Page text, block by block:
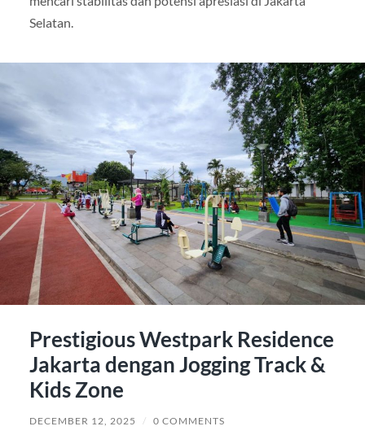
Selatan.
Prestigious Westpark Residence
Jakarta dengan Jogging Track &
Kids Zone
DECEMBER 12, 2025 / 0 COMMENTS